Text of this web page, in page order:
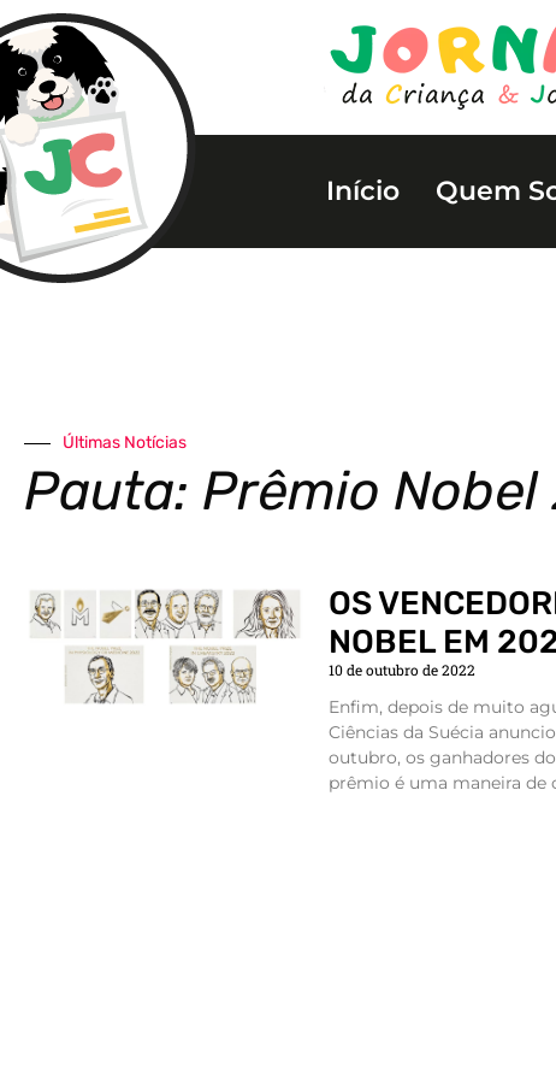
Início Quem
Últimas Notícias
Pauta: Prêmio Nobel
OS
NOBEL EM
10 de outubro de 2022
Enfim, depois de muito
Ciências da Suécia
outubro, os ganhadores
prêmio é uma maneira de